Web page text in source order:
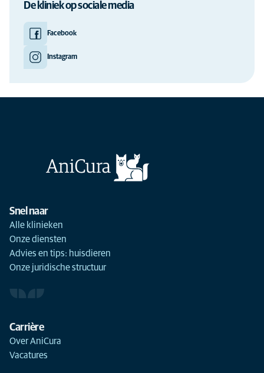
De kliniek op sociale media
Facebook
Instagram
Snel naar
Alle klinieken
Onze diensten
Advies en tips: huisdieren
Onze juridische structuur
Carrière
Over AniCura
Vacatures